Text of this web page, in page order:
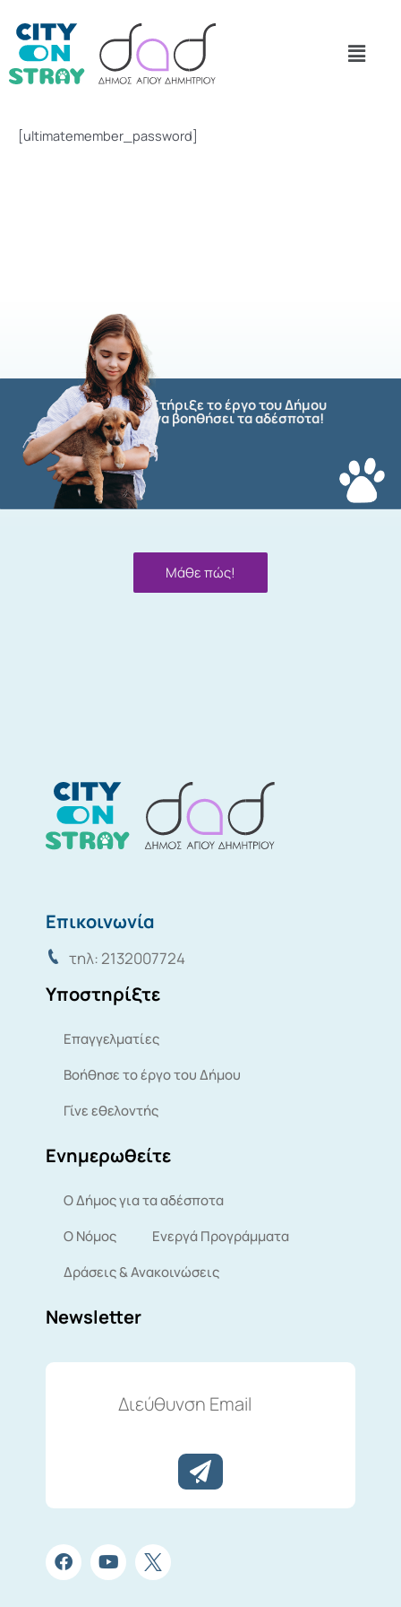
[ultimatemember_password]
Στήριξε το έργο του Δήμου
να βοηθήσει τα αδέσποτα!
Μάθε πώς!
Επικοινωνία
τηλ: 2132007724
Υποστηρίξτε
Επαγγελματίες
Βοήθησε το έργο του Δήμου
Γίνε εθελοντής
Ενημερωθείτε
Ο Δήμος για τα αδέσποτα
Ο Νόμος
Ενεργά Προγράμματα
Δράσεις & Ανακοινώσεις
Newsletter